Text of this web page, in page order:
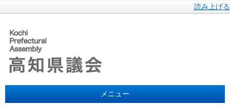
読み上げる
メニュー